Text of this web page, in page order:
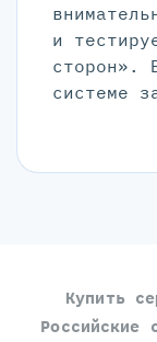
и
сторон».
системе
Купить
Российские